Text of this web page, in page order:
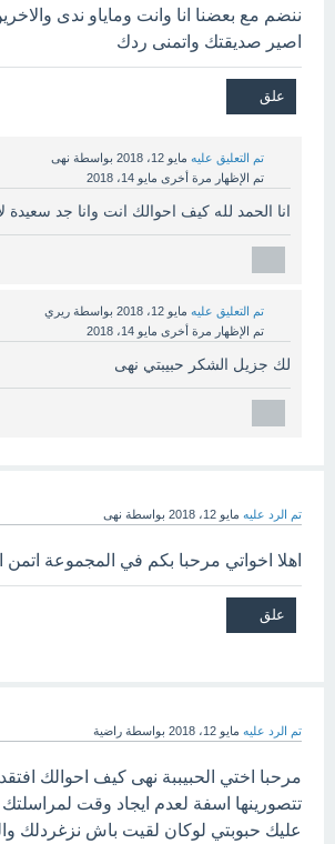
ننضم مع بعضنا انا وانت وماياو ندى
اصير صديقتك واتمنى ردك
تم التعليق عليه مايو 12، 2018 بواسطة نهى
تم الإظهار مرة أخرى مايو 14، 2018
انا الحمد لله كيف احوالك انت وانا جد سعيدة
تم التعليق عليه مايو 12، 2018 بواسطة ريري
تم الإظهار مرة أخرى مايو 14، 2018
لك جزيل الشكر حبيبتي نهى
تم الرد عليه مايو 12، 2018 بواسطة نهى
اهلا اخواتي مرحبا بكم في المجموعة اتمن
تم الرد عليه مايو 12، 2018 بواسطة راضية
مرحبا اختي الحبيببة نهى كيف احوالك
تتصورينها اسفة لعدم ايجاد وقت
عليك حبوبتي لوكان لقيت باش نزغردلك